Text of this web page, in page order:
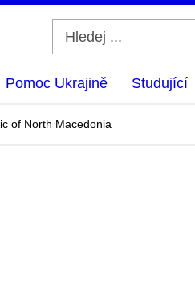
Pomoc Ukrajině Studující
of North Macedonia